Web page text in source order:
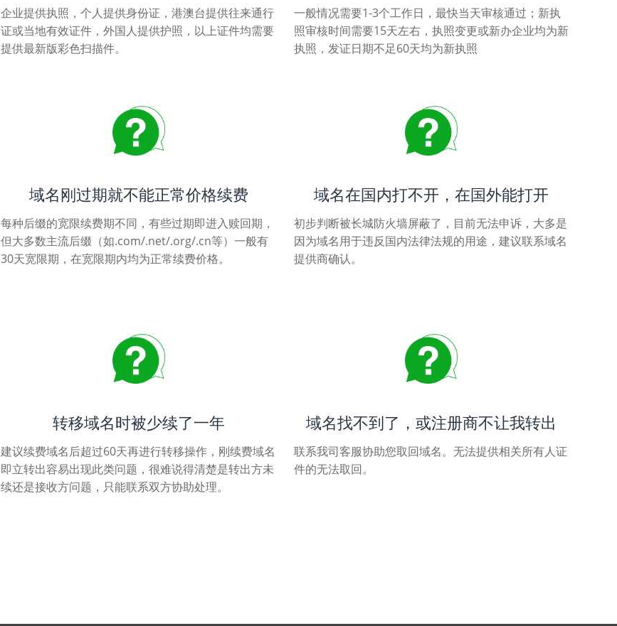
企业提供执照，个人提供身份证，港澳台提供往来通行
证或当地有效证件，外国人提供护照，以上证件均需要
提供最新版彩色扫描件。
一般情况需要1-3个工作日，最快当天审核通过；新执
照审核时间需要15天左右，执照变更或新办企业均为新
执照，发证日期不足60天均为新执照
域名刚过期就不能正常价格续费
每种后缀的宽限续费期不同，有些过期即进入赎回期，
但大多数主流后缀（如.com/.net/.org/.cn等）一般有
30天宽限期，在宽限期内均为正常续费价格。
域名在国内打不开，在国外能打开
初步判断被长城防火墙屏蔽了，目前无法申诉，大多是
因为域名用于违反国内法律法规的用途，建议联系域名
提供商确认。
转移域名时被少续了一年
建议续费域名后超过60天再进行转移操作，刚续费域名
即立转出容易出现此类问题，很难说得清楚是转出方未
续还是接收方问题，只能联系双方协助处理。
域名找不到了，或注册商不让我转出
联系我司客服协助您取回域名。无法提供相关所有人证
件的无法取回。